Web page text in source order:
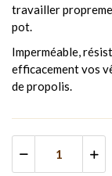
travailler
pot.
Imperméable,
efficacement vos
de propolis.